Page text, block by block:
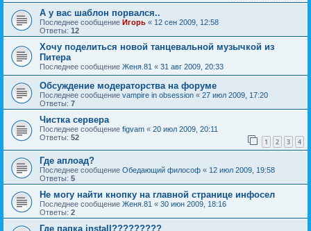
А у вас шаблон порвался..
Последнее сообщение Игорь « 12 сен 2009, 12:58
Ответы: 12
Хочу поделиться новой танцевальной музычкой из
Питера
Последнее сообщение Женя.81 « 31 авг 2009, 20:33
Обсуждение модераторства на форуме
Последнее сообщение vampire in obsession « 27 июл 2009, 17:20
Ответы: 7
Чистка сервера
Последнее сообщение figvam « 20 июл 2009, 20:11
Ответы: 52 1 2 3 4
Где аплоад?
Последнее сообщение Обедающий философ « 12 июл 2009, 19:58
Ответы: 5
Не могу найти кнопку на главной странице инфосел
Последнее сообщение Женя.81 « 30 июн 2009, 18:16
Ответы: 2
Где папка install?????????